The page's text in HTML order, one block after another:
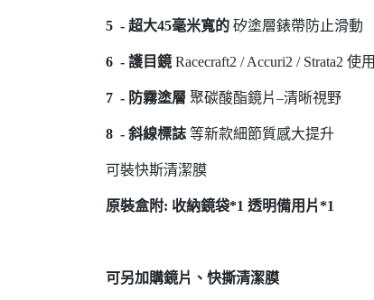
5 - 超大45毫米寬的 矽塗層錶帶防止滑動
6 - 護目鏡 Racecraft2 / Accuri2 / Strata2 使用
7 - 防霧塗層 聚碳酸酯鏡片–清晰視野
8 - 斜線標誌 等新款細節質感大提升
可裝快斯清潔膜
原裝盒附: 收納鏡袋*1 透明備用片*1
可另加購鏡片、快撕清潔膜